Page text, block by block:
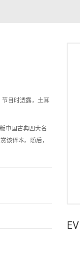
目时透露，土耳
中国古典四大名
该译本。随后，